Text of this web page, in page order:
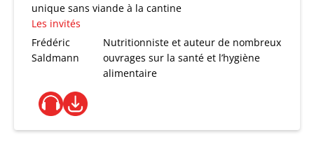
unique sans viande à la cantine
Les invités
Frédéric
Saldmann
Nutritionniste et auteur de nombreux
ouvrages sur la santé et l’hygiène
alimentaire